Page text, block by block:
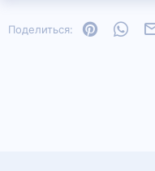
Поделиться: Pinterest